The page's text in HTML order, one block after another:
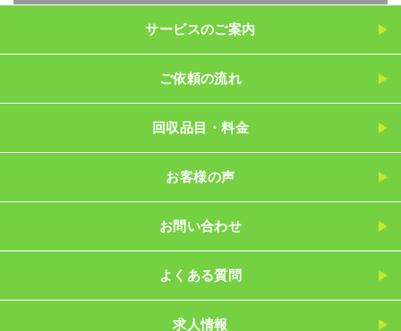
サービスのご案内
ご依頼の流れ
回収品目・料金
お客様の声
お問い合わせ
よくある質問
求人情報